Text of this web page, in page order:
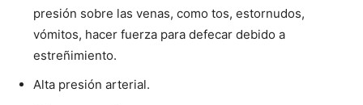
presión sobre las venas, como tos, estornudos,
vómitos, hacer fuerza para defecar debido a
estreñimiento.
Alta presión arterial.